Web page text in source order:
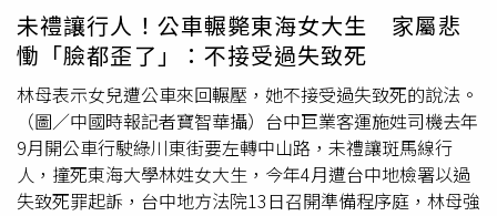
傷重幼子在家中長達12小時，直到吳女返家後驚覺兒子臉色
發青、抽搐不止才叫救護車，1個多月後兒子傷重不治。新
北地檢署依重傷害致死罪起訴吳男，另依遺棄致死罪起訴陳
女，全案由新北地院國民法官法庭審理。
未禮讓行人！公車輾斃東海女大生 家屬悲
慟「臉都歪了」：不接受過失致死
林母表示女兒遭公車來回輾壓，她不接受過失致死的說法。
（圖／中國時報記者寶智華攝）台中巨業客運施姓司機去年
9月開公車行駛綠川東街要左轉中山路，未禮讓斑馬線行
人，撞死東海大學林姓女大生，今年4月遭台中地檢署以過
失致死罪起訴，台中地方法院13日召開準備程序庭，林母強